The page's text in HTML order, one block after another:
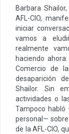
Barbara
AFL-CIO,
iniciar
vamos a
realmente
haciendo
Comercio de
desaparición
Shailor. Sin
actividades o
Tampoco
personal—
de la AFL-CIO,